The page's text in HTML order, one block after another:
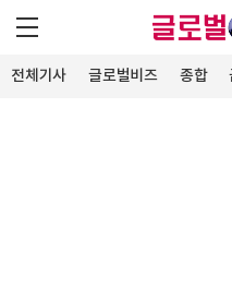
전체기사 글로벌비즈 종합